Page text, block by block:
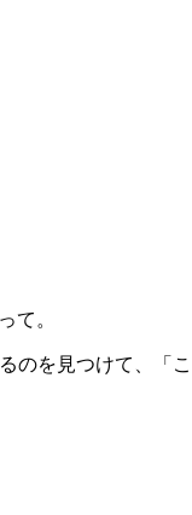
て。
のを見つけて、「